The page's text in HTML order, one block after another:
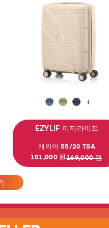
+
EZYLIF 이지라이프
캐리어 55/20 TSA
101,000 원169,000 원